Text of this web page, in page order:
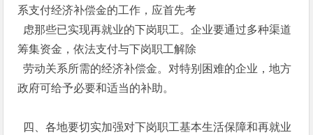
系支付经济补偿金的工作，应首先考
虑那些已实现再就业的下岗职工。企业要通过多种渠道
筹集资金，依法支付与下岗职工解除
劳动关系所需的经济补偿金。对特别困难的企业，地方
政府可给予必要和适当的补助。
四、各地要切实加强对下岗职工基本生活保障和再就业